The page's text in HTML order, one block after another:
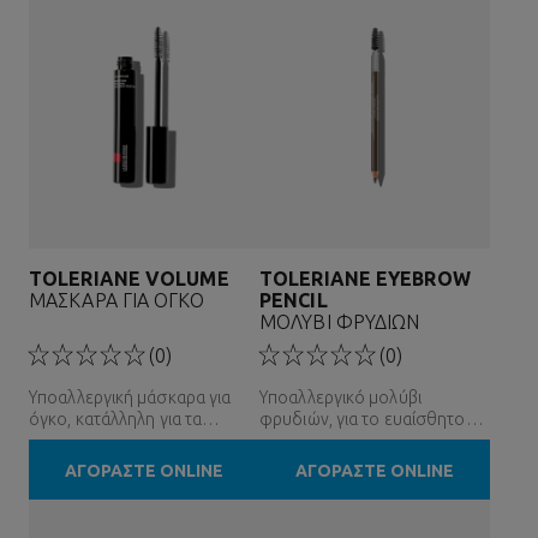
TOLERIANE VOLUME
ΜΑΣΚΑΡΑ ΓΙΑ ΟΓΚΟ
(0)
Υποαλλεργική μάσκαρα για
όγκο, κατάλληλη για τα
ευαίσθητα μάτια
ΑΓΟΡΑΣΤΕ ONLINE
TOLERIANE EYEBROW
PENCIL
ΜΟΛΥΒΙ ΦΡΥΔΙΩΝ
(0)
Υποαλλεργικό μολύβι
φρυδιών, για το ευαίσθητο
δέρμα
ΑΓΟΡΑΣΤΕ ONLINE